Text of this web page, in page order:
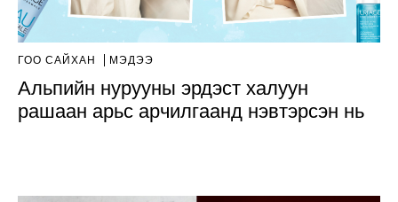
ГОО САЙХАН МЭДЭЭ
Альпийн нурууны эрдэст халуун
рашаан арьс арчилгаанд нэвтэрсэн нь